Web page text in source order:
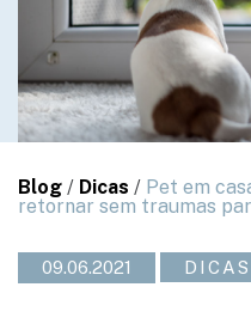
Blog / Dicas / Pet em
retornar sem traumas
09.06.2021 DICAS